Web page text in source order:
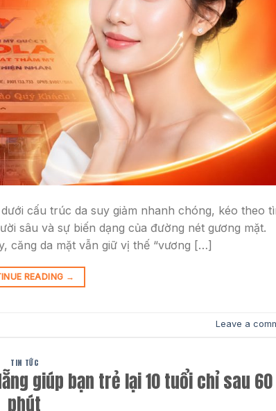
cấu trúc da suy giảm nhanh chóng, kéo theo
sâu và sự biến dạng của đường nét gương mặt.
căng da mặt vẫn giữ vị thế “vương […]
READING →
Leave a
TIN TỨC
giúp bạn trẻ lại 10 tuổi chỉ sau 60
phút